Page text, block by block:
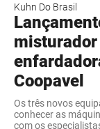
Kuhn Do Brasil
Coopavel
Os três novos
conhecer as
com os